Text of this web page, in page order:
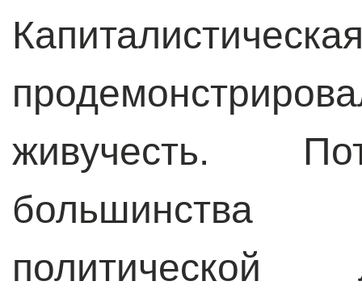
живучесть.
большинства
политической